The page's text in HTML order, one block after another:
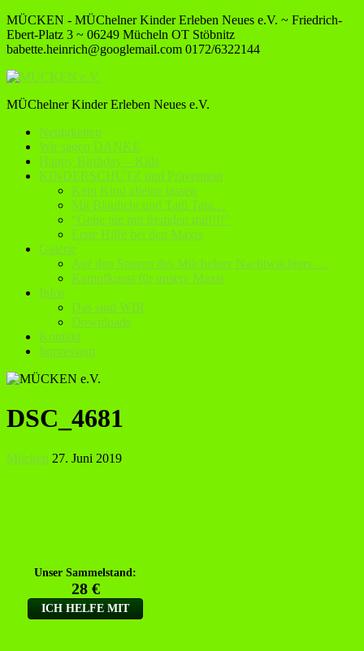
MÜCKEN - MÜChelner Kinder Erleben Neues e.V. ~ Friedrich-
Ebert-Platz 3 ~ 06249 Mücheln OT Stöbnitz
babette.heinrich@googlemail.com 0172/6322144
MÜChelner Kinder Erleben Neues e.V.
Neuigkeiten
Wir sagen DANKE
Happy Birthday – Kids
KINDERSCHUTZ und Prävention
Kein Kind alleine lassen
Mit Blaulicht und Tatü Tata…
“Gehe nie mit fremden mit!!!!”
Erste Hilfe bei den Maxis
Galerie
Auf den Spuren des Müchelner Nachtwächters …
Kampfkunst für unsere Maxis
Infos
Das sind WIR
Downloads
Kontakt
Impressum
DSC_4681
Mücken 27. Juni 2019